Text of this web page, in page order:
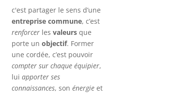
c'est partager le sens d’une
entreprise commune, c’est
renforcer lesvaleurs que
porte unobjectif. Former
une cordée, c’est pouvoir
compter sur chaque équipier,
luiapporter ses
connaissances, sonénergie et